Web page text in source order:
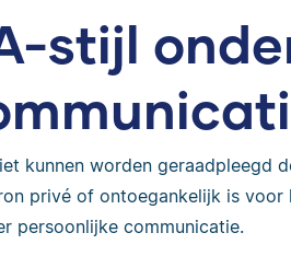
stijl
kunnen worden geraadpleegd
privé of ontoegankelijk is voor
persoonlijke communicatie.